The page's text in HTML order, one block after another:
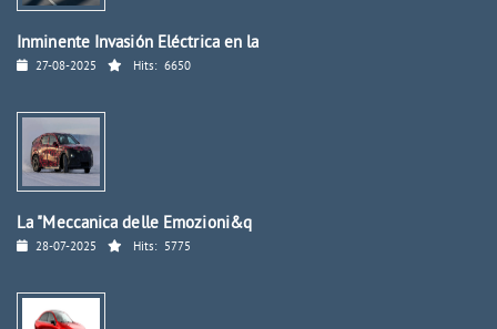
Inminente Invasión Eléctrica en la
27-08-2025 Hits: 6650
La "Meccanica delle Emozioni&q
28-07-2025 Hits: 5775